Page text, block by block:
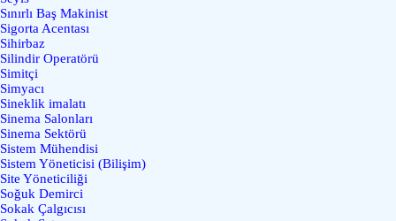
Sınırlı Baş Makinist
Sigorta Acentası
Sihirbaz
Silindir Operatörü
Simitçi
Simyacı
Sineklik imalatı
Sinema Salonları
Sinema Sektörü
Sistem Mühendisi
Sistem Yöneticisi (Bilişim)
Site Yöneticiliği
Soğuk Demirci
Sokak Çalgıcısı